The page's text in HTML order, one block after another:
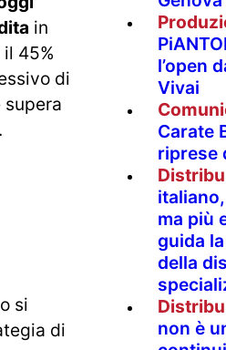
in
45%
di
supera
si
di
l’open
Vivai
Carate
riprese
ma più
guida
della
non è